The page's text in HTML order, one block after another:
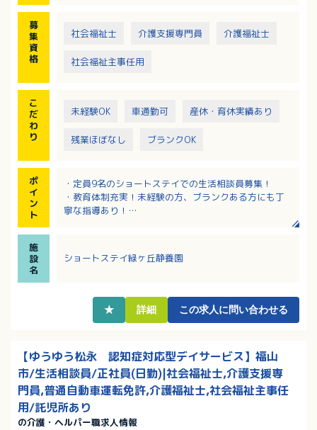
募
集
資
格
社会福祉士 介護支援専門員 介護福祉士
社会福祉主事任用
こ
だ
わ
り
未経験OK 車通勤可 産休・育休実績あり
残業ほぼなし ブランクOK
ポ
イ
ン
ト
・定員9名のショートステイでの生活相談員募集！
・教育体制充実！未経験の方、ブランクある方にも丁
寧な指導あり！
施
設
名
ショートステイ緑ヶ丘静養園
★ 詳細 この求人に問い合わせる
【ゆうゆう松永 認知症対応型デイサービス】福山
市/生活相談員/正社員(日勤)|社会福祉士,介護支援専
門員,普通自動車運転免許,介護福祉士,社会福祉主事任
用/託児所あり
の介護・ヘルパー職求人情報